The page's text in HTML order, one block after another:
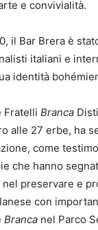
e convivialità.
il Bar Brera è
italiani e
identità
Fratelli Branca
alle 27 erbe, ha
come
che hanno
nel preservare e
con
Branca nel Parco